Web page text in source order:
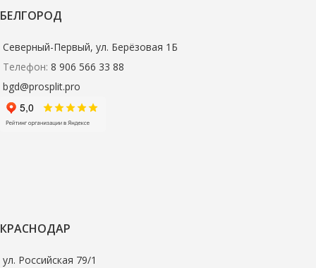
БЕЛГОРОД
Северный-Первый, ул. Берёзовая 1Б
Телефон: 8 906 566 33 88
bgd@prosplit.pro
КРАСНОДАР
ул. Российская 79/1